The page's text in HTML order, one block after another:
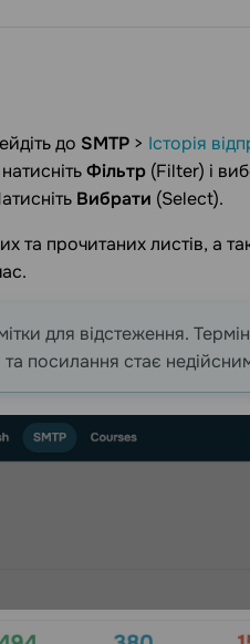
до SMTP > Історія
Фільтр (Filter) і
Вибрати (Select).
та прочитаних листів, а
для відстеження.
та посилання стає